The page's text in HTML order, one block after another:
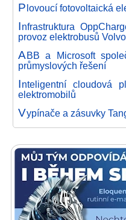
P lovoucí fotovoltaická
Infrastruktura
provoz elektrobusů Volvo
ABB a Microsoft
průmyslových řešení
Inteligentní cloudová
elektromobilů
Vypínače a zásuvky